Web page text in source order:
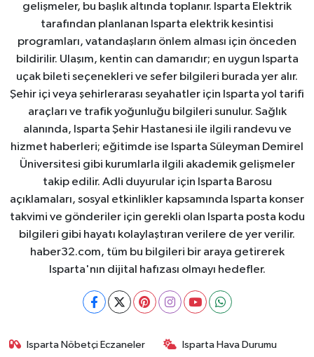
gelişmeler, bu başlık altında toplanır. Isparta Elektrik
tarafından planlanan Isparta elektrik kesintisi
programları, vatandaşların önlem alması için önceden
bildirilir. Ulaşım, kentin can damarıdır; en uygun Isparta
uçak bileti seçenekleri ve sefer bilgileri burada yer alır.
Şehir içi veya şehirlerarası seyahatler için Isparta yol tarifi
araçları ve trafik yoğunluğu bilgileri sunulur. Sağlık
alanında, Isparta Şehir Hastanesi ile ilgili randevu ve
hizmet haberleri; eğitimde ise Isparta Süleyman Demirel
Üniversitesi gibi kurumlarla ilgili akademik gelişmeler
takip edilir. Adli duyurular için Isparta Barosu
açıklamaları, sosyal etkinlikler kapsamında Isparta konser
takvimi ve gönderiler için gerekli olan Isparta posta kodu
bilgileri gibi hayatı kolaylaştıran verilere de yer verilir.
haber32.com, tüm bu bilgileri bir araya getirerek
Isparta'nın dijital hafızası olmayı hedefler.
Isparta Nöbetçi Eczaneler Isparta Hava Durumu